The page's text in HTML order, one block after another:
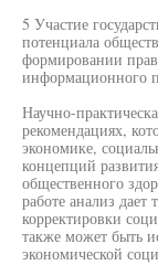
5 Участие
потенциала
формировании
информационного
Научно-
рекомендациях,
экономике,
концепций
общественного
работе анализ
корректировки
также может быть
экономической